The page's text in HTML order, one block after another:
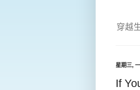
穿越
星期三,
If